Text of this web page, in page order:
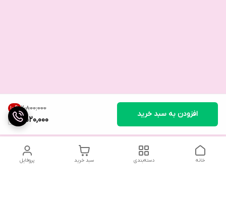
۲٬۸۰۰٬۰۰۰ 10%
2,520,000
افزودن به سبد خرید
پروفایل سبد خرید دسته‌بندی خانه